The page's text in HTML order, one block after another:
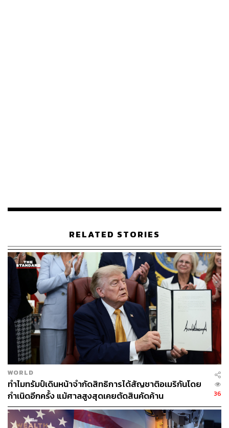
ทดสอบเป็นรุ่นใด แต่สื่อทางการและนักวิเคราะห์คาดว่า น่า
น้ำ (Submarine-Launched Ballistic Missile: SLBM)
อนึ่ง ขีปนาวุธตระกูล JL มีพิสัยยิงราว 5,000-8,000 ไมล์
ทำให้สามารถโจมตีเมืองสำคัญของสหรัฐฯ ได้ หากยิงจาก
ตำแหน่งที่เหมาะสมในมหาสมุทรแปซิฟิก
นานาชาติแสดงความกังวล
การทดสอบครั้งนี้เกิดขึ้นท่ามกลางการขยายบทบาททาง
ทหารของจีนในภูมิภาคอินโด-แปซิฟิก โดยเมื่อปี 2025 กอง
เรือจีนได้จัดการฝึกยิงจริงนอกชายฝั่งออสเตรเลีย ขณะที่ใน
เดือนมกราคมที่ผ่านมา จีนจัดการฝึกซ้อมทางทหารรอบ
ไต้หวันครั้งใหญ่ที่สุด หลังสหรัฐฯ อนุมัติการขายอาวุธให้
ไต้หวันมูลค่า 1.1 หมื่นล้านดอลลาร์สหรัฐ
RELATED STORIES
WORLD
ทำไมทรัมป์เดินหน้าจำกัดสิทธิการได้สัญชาติอเมริกันโดย
กำเนิดอีกครั้ง แม้ศาลสูงสุดเคยตัดสินคัดค้าน
36